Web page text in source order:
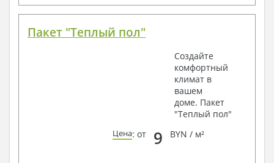
Пакет "Теплый пол"
Создайте
комфортный
климат в
вашем
доме. Пакет
"Теплый пол"
Цена: от 9 BYN / м²